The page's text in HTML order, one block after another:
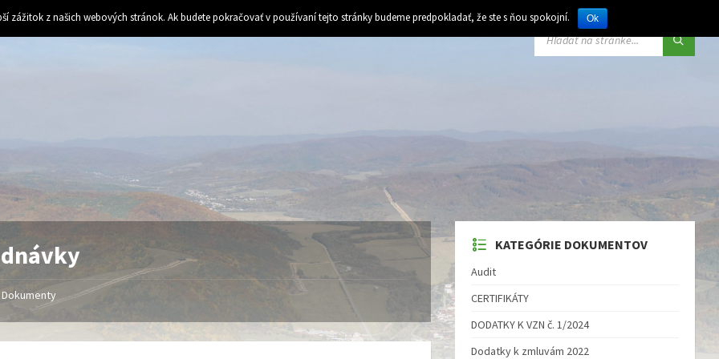
VYHĽADÁVANIE:
Dokumenty
KATEGÓRIE DOKUMENTOV
Audit
CERTIFIKÁTY
DODATKY K VZN č. 1/2024
Dodatky k zmluvám 2022
zážitok z našich webových stránok. Ak budete pokračovať v používaní tejto stránky budeme predpokladať, že ste s ňou spokojní. Ok